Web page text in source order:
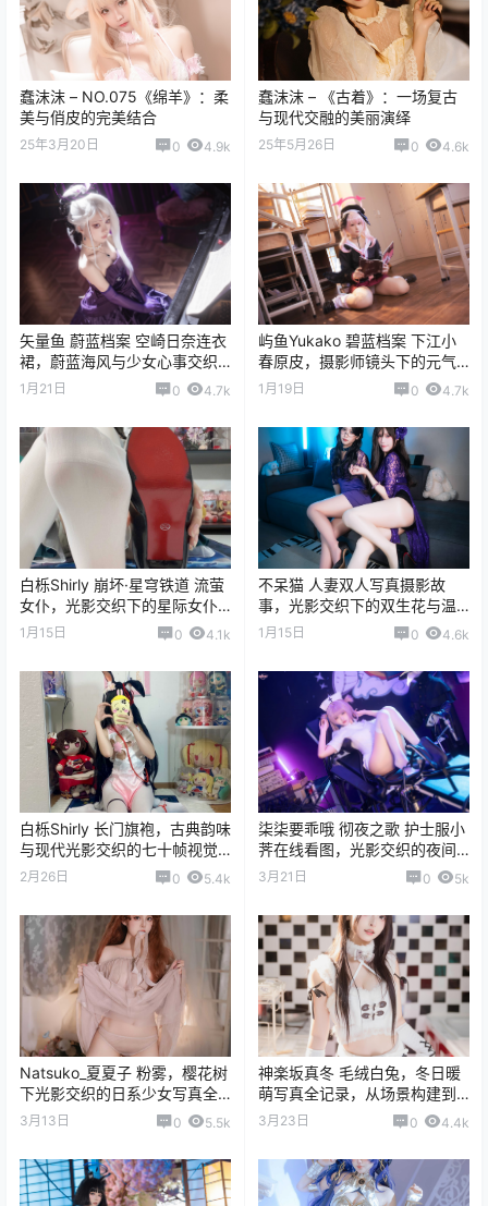
蠢沫沫 – NO.075《绵羊》：柔
美与俏皮的完美结合
25年3月20日 0 4.9k
蠢沫沫 – 《古着》：一场复古
与现代交融的美丽演绎
25年5月26日 0 4.6k
矢量鱼 蔚蓝档案 空崎日奈连衣
裙，蔚蓝海风与少女心事交织
的夏日视觉篇章
1月21日 0 4.7k
屿鱼Yukako 碧蓝档案 下江小
春原皮，摄影师镜头下的元气
少女与光影魔法全记录
1月19日 0 4.7k
白栎Shirly 崩坏·星穹铁道 流萤
女仆，光影交织下的星际女仆
诗篇
1月15日 0 4.1k
不呆猫 人妻双人写真摄影故
事，光影交织下的双生花与温
柔羁绊
1月15日 0 4.6k
白栎Shirly 长门旗袍，古典韵味
与现代光影交织的七十帧视觉
诗篇
2月26日 0 5.4k
柒柒要乖哦 彻夜之歌 护士服小
荠在线看图，光影交织的夜间
诊疗诗篇与视觉叙事
3月21日 0 5k
Natsuko_夏夏子 粉雾，樱花树
下光影交织的日系少女写真全
记录
3月13日 0 5.5k
神楽坂真冬 毛绒白兔，冬日暖
萌写真全记录，从场景构建到
光影诗意的细节剖析
3月23日 0 4.4k